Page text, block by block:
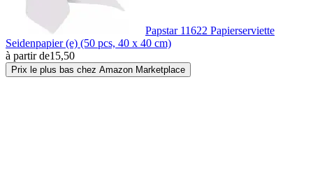
Papstar 11622 Papierserviette
Seidenpapier (e) (50 pcs, 40 x 40 cm)
à partir de15,50
Prix le plus bas chez Amazon Marketplace